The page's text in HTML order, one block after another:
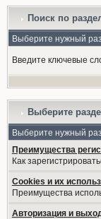
Поиск по
Выберите нужный
Введите ключевые
Выберите
Выберите нужный
Преимущества
Как
Cookies и их
Преимущества
Авторизация и